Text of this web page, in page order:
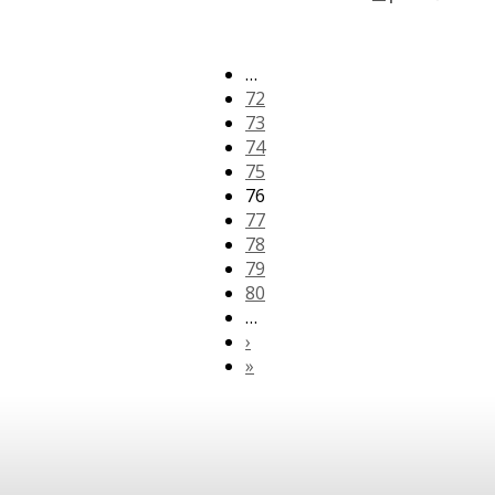
…
72
73
74
75
76
77
78
79
80
…
›
»